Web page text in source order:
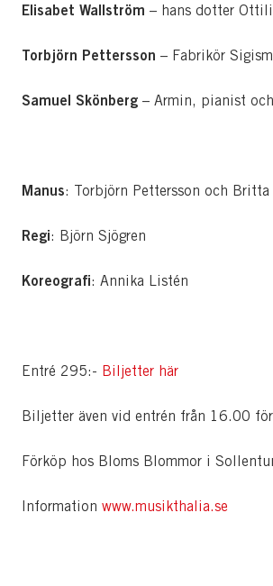
Elisabet Wallström – hans dotter
Torbjörn Pettersson – Fabrikör
Samuel Skönberg – Armin, pianist
Manus: Torbjörn Pettersson och Britta
Regi: Björn Sjögren
Koreografi: Annika Listén
Entré 295:- Biljetter här
Biljetter även vid entrén från 16.00
Förköp hos Bloms Blommor i
Information www.musikthalia.se